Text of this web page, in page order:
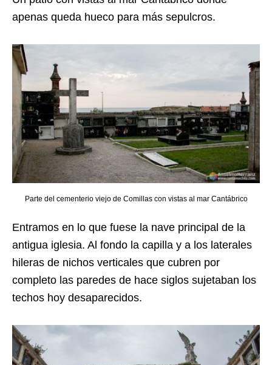
apenas queda hueco para más sepulcros.
Parte del cementerio viejo de Comillas con vistas al mar Cantábrico
Entramos en lo que fuese la nave principal de la
antigua iglesia. Al fondo la capilla y a los laterales
hileras de nichos verticales que cubren por
completo las paredes de hace siglos sujetaban los
techos hoy desaparecidos.